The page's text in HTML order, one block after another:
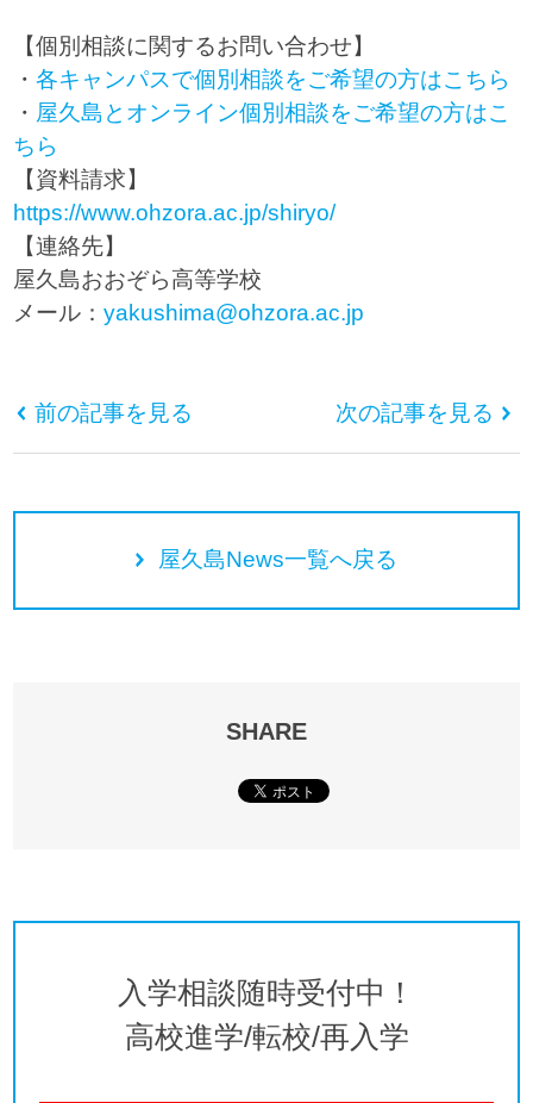
【個別相談に関するお問い合わせ】
・ 各キャンパスで個別相談をご希望の方はこちら
・ 屋久島とオンライン個別相談をご希望の方はこ
ちら
【資料請求】
https://www.ohzora.ac.jp/shiryo/
【連絡先】
屋久島おおぞら高等学校
メール： yakushima@ohzora.ac.jp
前の記事を見る 次の記事を見る
屋久島News一覧へ戻る
SHARE
入学相談随時受付中！
高校進学/転校/再入学